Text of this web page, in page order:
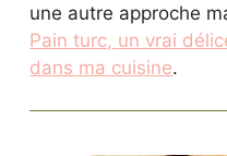
une autre approche
Pain turc, un vrai
dans ma cuisine.